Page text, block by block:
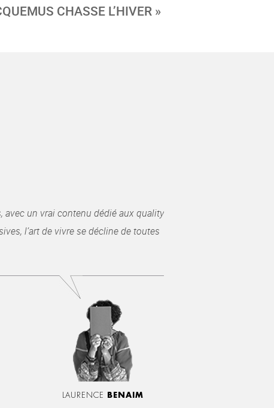
CHASSE L’HIVER »
un vrai contenu dédié aux quality
l’art de vivre se décline de toutes
LAURENCE BENAIM